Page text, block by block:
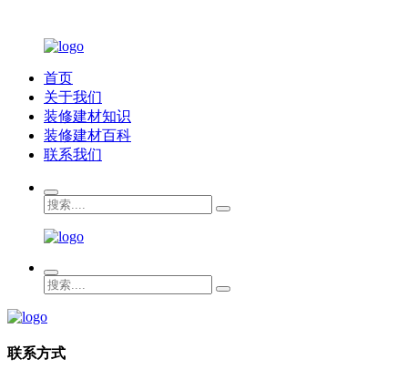
首页
关于我们
装修建材知识
装修建材百科
联系我们
联系方式